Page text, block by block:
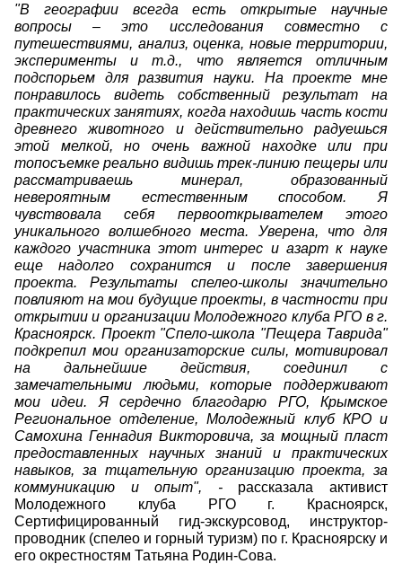
"В географии всегда есть открытые научные
вопросы – это исследования совместно с
путешествиями, анализ, оценка, новые территории,
эксперименты и т.д., что является отличным
подспорьем для развития науки. На проекте мне
понравилось видеть собственный результат на
практических занятиях, когда находишь часть кости
древнего животного и действительно радуешься
этой мелкой, но очень важной находке или при
топосъемке реально видишь трек-линию пещеры или
рассматриваешь минерал, образованный
невероятным естественным способом. Я
чувствовала себя первооткрывателем этого
уникального волшебного места. Уверена, что для
каждого участника этот интерес и азарт к науке
еще надолго сохранится и после завершения
проекта. Результаты спелео-школы значительно
повлияют на мои будущие проекты, в частности при
открытии и организации Молодежного клуба РГО в г.
Красноярск. Проект "Спело-школа "Пещера Таврида"
подкрепил мои организаторские силы, мотивировал
на дальнейшие действия, соединил с
замечательными людьми, которые поддерживают
мои идеи. Я сердечно благодарю РГО, Крымское
Региональное отделение, Молодежный клуб КРО и
Самохина Геннадия Викторовича, за мощный пласт
предоставленных научных знаний и практических
навыков, за тщательную организацию проекта, за
коммуникацию и опыт", - рассказала активист
Молодежного клуба РГО г. Красноярск,
Сертифицированный гид-экскурсовод, инструктор-
проводник (спелео и горный туризм) по г. Красноярску и
его окрестностям Татьяна Родин-Сова.